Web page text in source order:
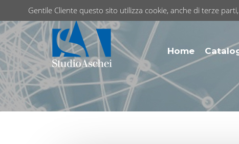
Home
Gentile Cliente questo sito utilizza cookie, anche di terze